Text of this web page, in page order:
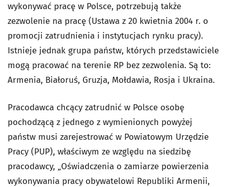
wykonywać pracę w Polsce, potrzebują także
zezwolenie na pracę (Ustawa z 20 kwietnia 2004 r. o
promocji zatrudnienia i instytucjach rynku pracy).
Istnieje jednak grupa państw, których przedstawiciele
mogą pracować na terenie RP bez zezwolenia. Są to:
Armenia, Białoruś, Gruzja, Mołdawia, Rosja i Ukraina.
Pracodawca chcący zatrudnić w Polsce osobę
pochodzącą z jednego z wymienionych powyżej
państw musi zarejestrować w Powiatowym Urzędzie
Pracy (PUP), właściwym ze względu na siedzibę
pracodawcy, „Oświadczenia o zamiarze powierzenia
wykonywania pracy obywatelowi Republiki Armenii,